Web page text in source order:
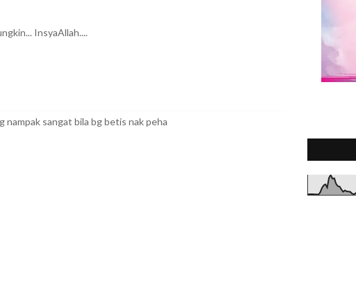
InsyaAllah....
nampak sangat bila bg betis nak peha
2011